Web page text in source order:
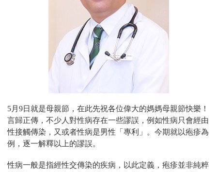
5月9日就是母親節，在此先祝各位偉大的媽媽母親節快樂！
言歸正傳，不少人對性病存在一些謬誤，例如性病只會經由
性接觸傳染，又或者性病是男性「專利」。今期就以疱疹為
例，逐一解釋以上的謬誤。
性病一般是指經性交傳染的疾病，以此定義，疱疹並非純粹